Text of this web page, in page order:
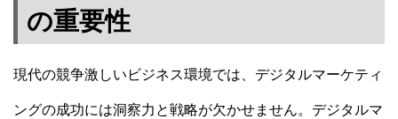
の重要性
現代の競争激しいビジネス環境では、デジタルマーケティ
ングの成功には洞察力と戦略が欠かせません。デジタルマ